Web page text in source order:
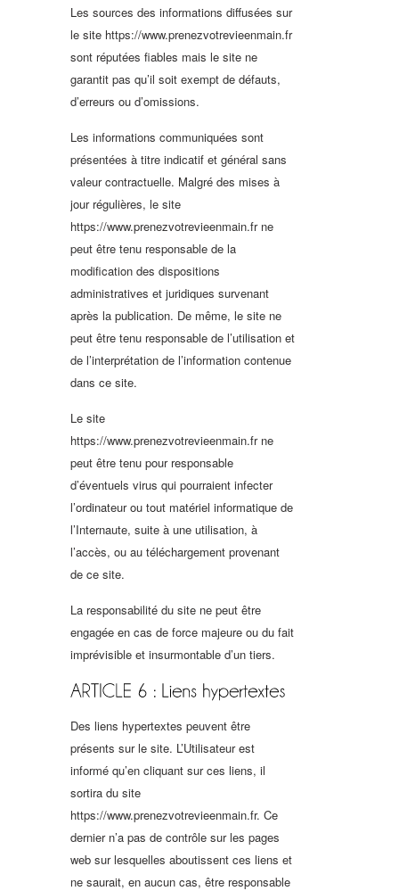
Les sources des informations diffusées sur
le site https://www.prenezvotrevieenmain.fr
sont réputées fiables mais le site ne
garantit pas qu’il soit exempt de défauts,
d’erreurs ou d’omissions.
Les informations communiquées sont
présentées à titre indicatif et général sans
valeur contractuelle. Malgré des mises à
jour régulières, le site
https://www.prenezvotrevieenmain.fr ne
peut être tenu responsable de la
modification des dispositions
administratives et juridiques survenant
après la publication. De même, le site ne
peut être tenu responsable de l’utilisation et
de l’interprétation de l’information contenue
dans ce site.
Le site
https://www.prenezvotrevieenmain.fr ne
peut être tenu pour responsable
d’éventuels virus qui pourraient infecter
l’ordinateur ou tout matériel informatique de
l’Internaute, suite à une utilisation, à
l’accès, ou au téléchargement provenant
de ce site.
La responsabilité du site ne peut être
engagée en cas de force majeure ou du fait
imprévisible et insurmontable d’un tiers.
Des liens hypertextes peuvent être
présents sur le site. L’Utilisateur est
informé qu’en cliquant sur ces liens, il
sortira du site
https://www.prenezvotrevieenmain.fr. Ce
dernier n’a pas de contrôle sur les pages
web sur lesquelles aboutissent ces liens et
ne saurait, en aucun cas, être responsable